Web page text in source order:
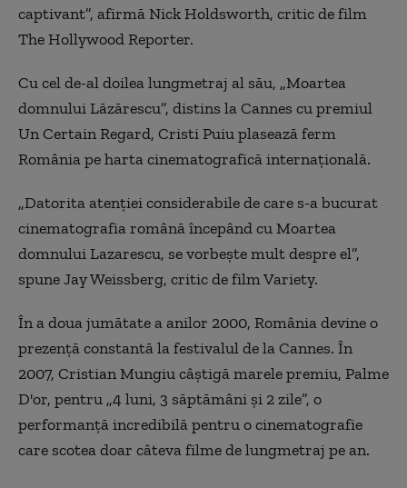
captivant”, afirmă Nick Holdsworth, critic de film
The Hollywood Reporter.
Cu cel de-al doilea lungmetraj al său, „Moartea
domnului Lăzărescu”, distins la Cannes cu premiul
Un Certain Regard, Cristi Puiu plasează ferm
România pe harta cinematografică internațională.
„Datorita atenției considerabile de care s-a bucurat
cinematografia română începând cu Moartea
domnului Lazarescu, se vorbește mult despre el”,
spune Jay Weissberg, critic de film Variety.
În a doua jumătate a anilor 2000, România devine o
prezență constantă la festivalul de la Cannes. În
2007, Cristian Mungiu câștigă marele premiu, Palme
D'or, pentru „4 luni, 3 săptămâni și 2 zile”, o
performanță incredibilă pentru o cinematografie
care scotea doar câteva filme de lungmetraj pe an.